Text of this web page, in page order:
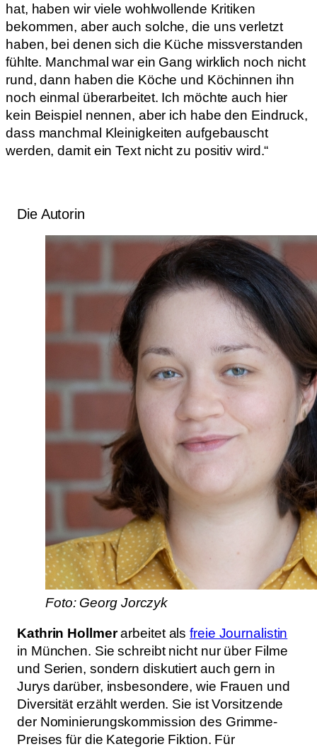
hat, haben wir viele wohlwollende Kritiken
bekommen, aber auch solche, die uns verletzt
haben, bei denen sich die Küche missverstanden
fühlte. Manchmal war ein Gang wirklich noch nicht
rund, dann haben die Köche und Köchinnen ihn
noch einmal überarbeitet. Ich möchte auch hier
kein Beispiel nennen, aber ich habe den Eindruck,
dass manchmal Kleinigkeiten aufgebauscht
werden, damit ein Text nicht zu positiv wird.“
Die Autorin
Foto: Georg Jorczyk
Kathrin Hollmerarbeitet alsfreie Journalistin
in München. Sie schreibt nicht nur über Filme
und Serien, sondern diskutiert auch gern in
Jurys darüber, insbesondere, wie Frauen und
Diversität erzählt werden. Sie ist Vorsitzende
der Nominierungskommission des Grimme-
Preises für die Kategorie Fiktion. Für